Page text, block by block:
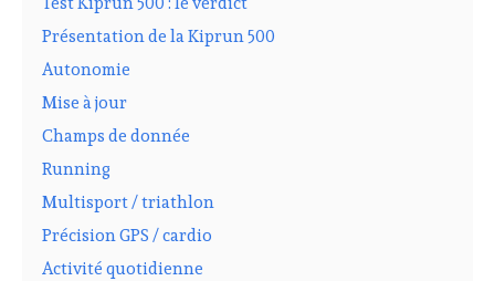
Présentation de la Kiprun 500
Autonomie
Mise à jour
Champs de donnée
Running
Multisport / triathlon
Précision GPS / cardio
Activité quotidienne